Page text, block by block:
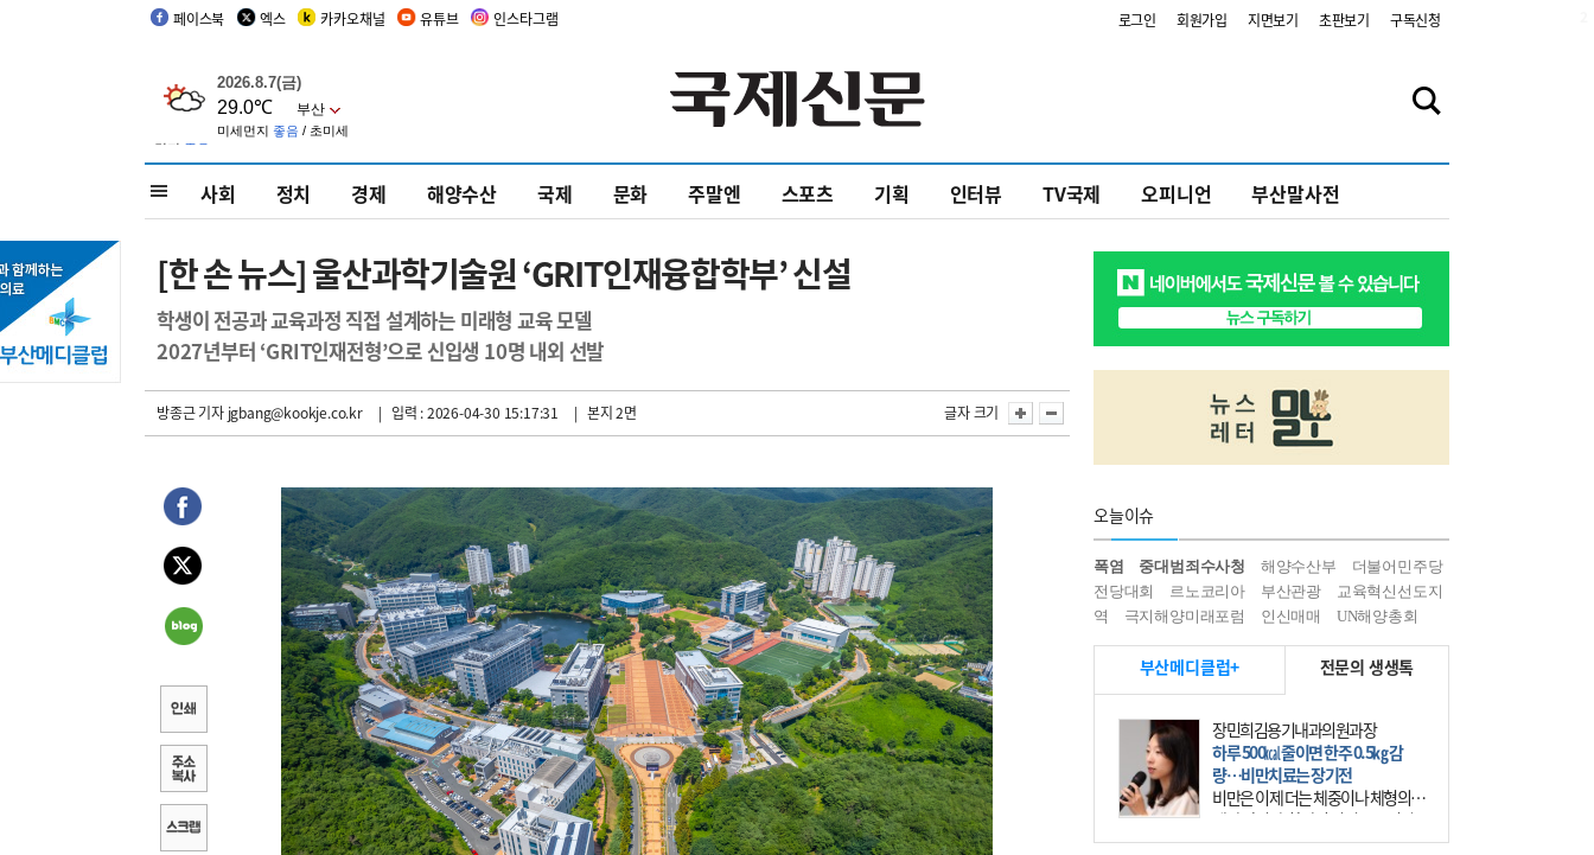
페이스북 엑스 카카오채널 유튜브 인스타그램 로그인 회원가입 지면보기 초판보기 구독신청
사회 정치 경제 해양수산 국제 문화 주말엔 스포츠 기획 인터뷰 TV국제 오피니언 부산말사전
[한 손 뉴스] 울산과학기술원 ‘GRIT인재융합학부’ 신설
학생이 전공과 교육과정 직접 설계하는 미래형 교육 모델
2027년부터 ‘GRIT인재전형’으로 신입생 10명 내외 선발
방종근 기자jgbang@kookje.co.kr | 입력 : 2026-04-30 15:17:31 | 본지 2면 글자 크기
오늘이슈
폭염 중대범죄수사청 해양수산부
더불어민주당
전당대회
르노코리아 부산관광
교육혁신선도지
역
극지해양미래포럼 인신매매 UN해양총회
부산메디클럽+ 전문의 생생톡
장민희김용기내과의원과장
하루 500㎉ 줄이면 한주 0.5㎏ 감
량…비만치료는 장기전
비만은 이제 더는 체중이나 체형의 문
제가 아니다. 하나의 질병으로 인지
하고 치료와 관리를 해야 한다. 세계